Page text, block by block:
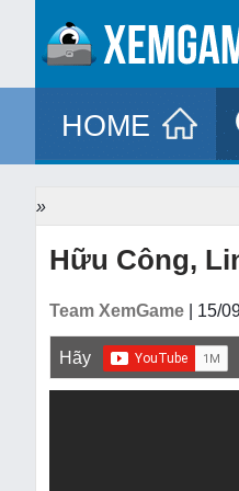
HOME
»
Hữu Công,
Team XemGame | 15/
Hãy